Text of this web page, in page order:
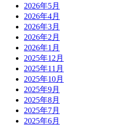
2026年5月
2026年4月
2026年3月
2026年2月
2026年1月
2025年12月
2025年11月
2025年10月
2025年9月
2025年8月
2025年7月
2025年6月